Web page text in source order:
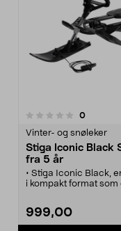
0
Vinter- og snøleker
Stiga Iconic Black
fra 5 år
• Stiga Iconic Black,
i kompakt format som
og stor.
• Lett rattkjelke med
999,00
0.0 av 5 stjerner